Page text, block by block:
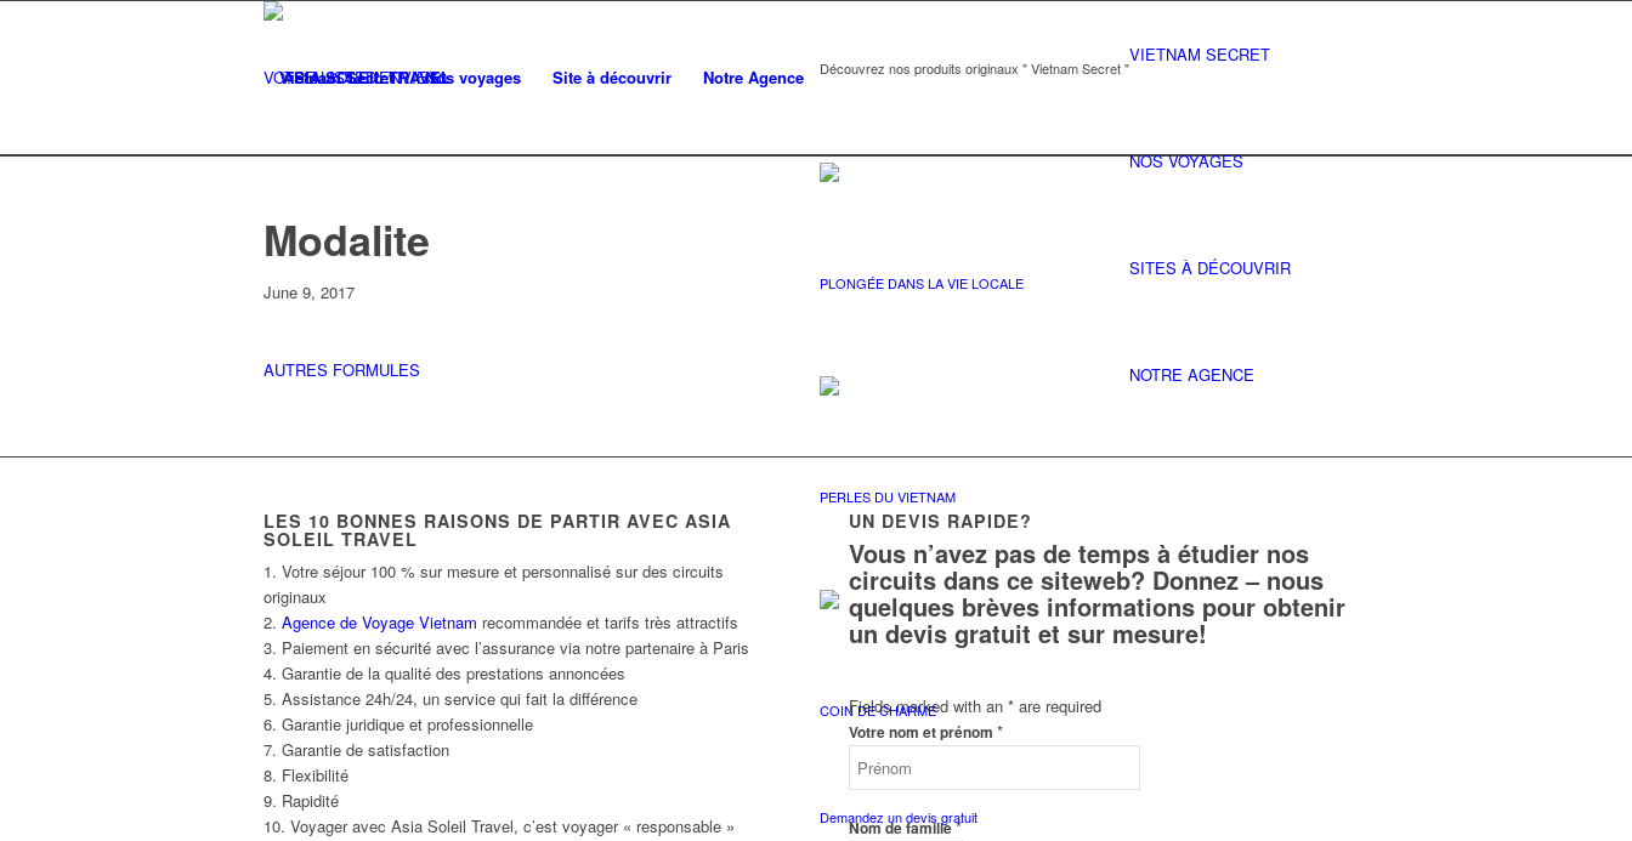
Vietnam Secret Nos voyages Site à découvrir Notre Agence
VIETNAM SECRET
Découvrez nos produits originaux " Vietnam Secret "
PLONGÉE DANS LA VIE LOCALE
PERLES DU VIETNAM
COIN DE CHARME
Demandez un devis gratuit
NOS VOYAGES
SITES À DÉCOUVRIR
NOTRE AGENCE
VOTRE LISTED'ENVIES0
Modalite
June 9, 2017
AUTRES FORMULES
LES 10 BONNES RAISONS DE PARTIR AVEC ASIA
SOLEIL TRAVEL
1. Votre séjour 100 % sur mesure et personnalisé sur des circuits
originaux
2. Agence de Voyage Vietnam recommandée et tarifs très attractifs
3. Paiement en sécurité avec l’assurance via notre partenaire à Paris
4. Garantie de la qualité des prestations annoncées
5. Assistance 24h/24, un service qui fait la différence
6. Garantie juridique et professionnelle
7. Garantie de satisfaction
8. Flexibilité
9. Rapidité
10. Voyager avec Asia Soleil Travel, c’est voyager « responsable »
UN DEVIS RAPIDE?
Vous n’avez pas de temps à étudier nos
circuits dans ce siteweb? Donnez – nous
quelques brèves informations pour obtenir
un devis gratuit et sur mesure!
Fields marked with an* are required
Votre nom et prénom*
Nom de famille*